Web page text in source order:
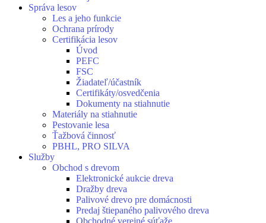
Správa lesov
Les a jeho funkcie
Ochrana prírody
Certifikácia lesov
Úvod
PEFC
FSC
Žiadateľ/účastník
Certifikáty/osvedčenia
Dokumenty na stiahnutie
Materiály na stiahnutie
Pestovanie lesa
Ťažbová činnosť
PBHL, PRO SILVA
Služby
Obchod s drevom
Elektronické aukcie dreva
Dražby dreva
Palivové drevo pre domácnosti
Predaj štiepaného palivového dreva
Obchodné verejné súťaže